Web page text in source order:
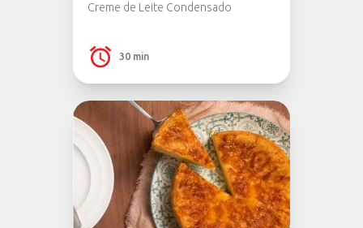
Creme de Leite Condensado
30 min